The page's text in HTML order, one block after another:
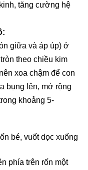
tăng cường hệ
giữa và áp úp) ở
theo chiều kim
xoa chậm để con
bụng lên, mở rộng
khoảng 5-
bé, vuốt dọc xuống
phía trên rốn một